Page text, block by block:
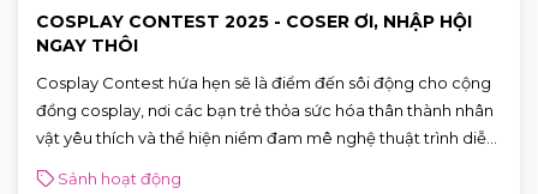
COSPLAY CONTEST 2025 - COSER ƠI, NHẬP HỘI
NGAY THÔI
Cosplay Contest hứa hẹn sẽ là điểm đến sôi động cho cộng
đồng cosplay, nơi các bạn trẻ thỏa sức hóa thân thành nhân
vật yêu thích và thể hiện niềm đam mê nghệ thuật trình diễn
Sảnh hoạt động